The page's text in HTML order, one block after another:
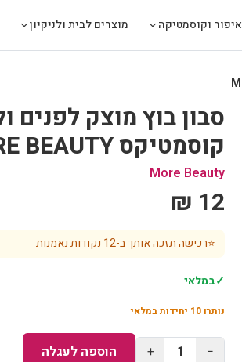
איפור וקוסמטיקה מוצרים לבית ולניקיון
קוסמטיקס MORE BEAUTY
More Beauty
12 ₪
⭐רכישה תזכה אותך ב-12 נקודות נאמנות
✓במלאי
נותרו10 יחידות במלאי
−
1
+ הוספה לעגלה